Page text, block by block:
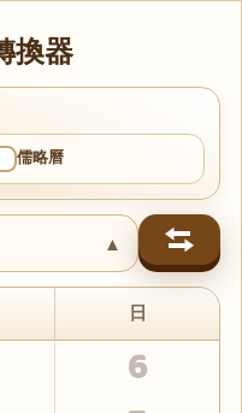
換器
儒略曆
▲
日
1
2
3
4
5
6